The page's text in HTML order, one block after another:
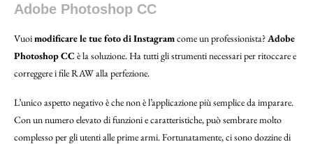
Adobe Photoshop CC
Vuoimodificare le tue foto di Instagramcome un professionista?Adobe
Photoshop CCè la soluzione. Ha tutti gli strumenti necessari per ritoccare e
correggere i file RAW alla perfezione.
L’unico aspetto negativo è che non è l’applicazione più semplice da imparare.
Con un numero elevato di funzioni e caratteristiche, può sembrare molto
complesso per gli utenti alle prime armi. Fortunatamente, ci sono dozzine di